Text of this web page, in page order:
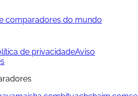
comparadores do mundo
de privacidadeAviso